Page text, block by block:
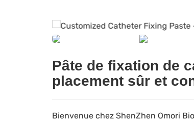
Pâte de fixation de
placement sûr et
Bienvenue chez ShenZhen Omori